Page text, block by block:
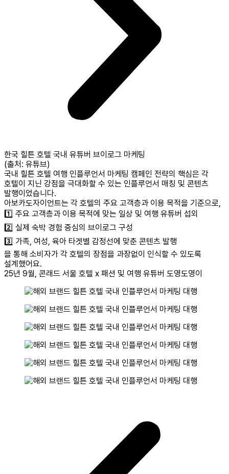
한국 힐튼 호텔 국내 유튜버 브이로그 마케팅
(출처: 유튜브)
국내 힐튼 호텔 여행 인플루언서 마케팅 캠페인 전략의 핵심은 각
호텔이 지닌 강점을 극대화할 수 있는 인플루언서 매칭 및 콘텐츠
발행이었습니다.
아보카도자이언트는 각 호텔의 주요 고객층과 이용 목적을 기준으로,
1️⃣ 주요 고객층과 이용 목적에 맞는 일상 및 여행 유튜버 섭외
2️⃣ 실제 숙박 경험 중심의 브이로그 구성
3️⃣ 가족, 여성, 육아 타겟별 감정선에 맞춘 콘텐츠 발행
을 통해 소비자가 각 호텔의 장점을 과장없이 인식할 수 있도록
설계했어요.
25년 9월, 콘래드 서울 호텔 x 패션 및 여행 유튜버 도영도영이